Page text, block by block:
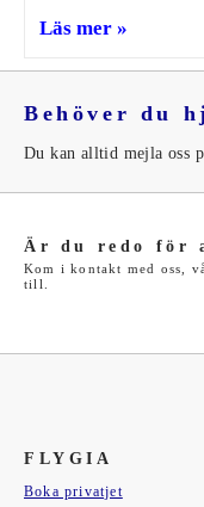
Läs mer »
Behöver du
Du kan alltid mejla oss
Är du redo för
Kom i kontakt med oss,
till.
FLYGIA
Boka privatjet